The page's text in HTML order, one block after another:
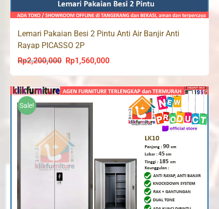
Lemari Pakaian Besi 2 Pintu Anti Air Banjir Anti
Rayap PICASSO 2P
Rp2,200,000
Original
was:
Rp2,200,000.
Rp1,560,000Current
is:
Rp1,560,000.
Sale!